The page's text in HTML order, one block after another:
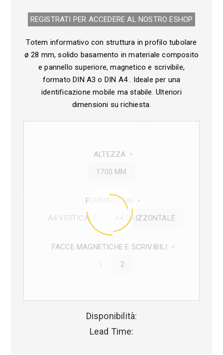
REGISTRATI PER ACCEDERE AL NOSTRO E­SHOP
Totem informativo con struttura in profilo tubolare
ø 28 mm, solido basamento in materiale composito
e pannello superiore, magnetico e scrivibile,
formato DIN A3 o DIN A4 . Ideale per una
identificazione mobile ma stabile. Ulteriori
dimensioni su richiesta.
ALTEZZA *
1700 MM
FORMATO DIN *
A4 VERTICALE A4 ORIZZONTALE
FACCE MAGNETICHE E SCRIVIBILI *
1 2
Disponibilità:
Lead Time: